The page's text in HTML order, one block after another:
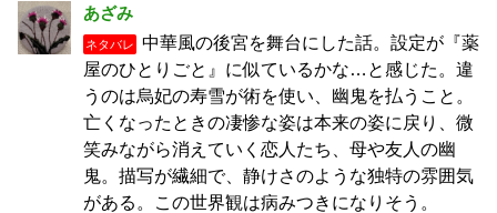
あざみ
ネタバレ
中華風の後宮を舞台にした話。設定が『薬
屋のひとりごと』に似ているかな…と感じた。違
うのは烏妃の寿雪が術を使い、幽鬼を払うこと。
亡くなったときの凄惨な姿は本来の姿に戻り、微
笑みながら消えていく恋人たち、母や友人の幽
鬼。描写が繊細で、静けさのような独特の雰囲気
がある。この世界観は病みつきになりそう。